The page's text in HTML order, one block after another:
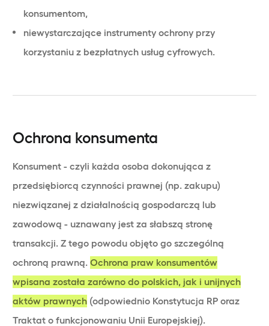
konsumentom,
niewystarczające instrumenty ochrony przy
korzystaniu z bezpłatnych usług cyfrowych.
Ochrona konsumenta
Konsument - czyli każda osoba dokonująca z
przedsiębiorcą czynności prawnej (np. zakupu)
niezwiązanej z działalnością gospodarczą lub
zawodową - uznawany jest za słabszą stronę
transakcji. Z tego powodu objęto go szczególną
ochroną prawną. Ochrona praw konsumentów
wpisana została zarówno do polskich, jak i unijnych
aktów prawnych (odpowiednio Konstytucja RP oraz
Traktat o funkcjonowaniu Unii Europejskiej).